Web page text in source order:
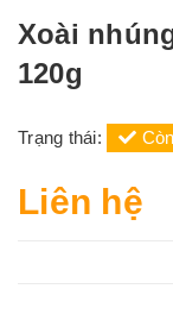
Xoài
120g
Trạng thái:
Liên hệ